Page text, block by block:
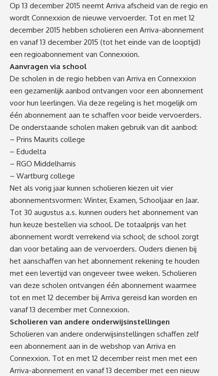
Op 13 december 2015 neemt Arriva afscheid van de regio en
wordt Connexxion de nieuwe vervoerder. Tot en met 12
december 2015 hebben scholieren een Arriva-abonnement
en vanaf 13 december 2015 (tot het einde van de looptijd)
een regioabonnement van Connexxion.
Aanvragen via school
De scholen in de regio hebben van Arriva en Connexxion
een gezamenlijk aanbod ontvangen voor een abonnement
voor hun leerlingen. Via deze regeling is het mogelijk om
één abonnement aan te schaffen voor beide vervoerders.
De onderstaande scholen maken gebruik van dit aanbod:
– Prins Maurits college
– Edudelta
– RGO Middelharnis
– Wartburg college
Net als vorig jaar kunnen scholieren kiezen uit vier
abonnementsvormen: Winter, Examen, Schooljaar en Jaar.
Tot 30 augustus a.s. kunnen ouders het abonnement van
hun keuze bestellen via school. De totaalprijs van het
abonnement wordt verrekend via school; de school zorgt
dan voor betaling aan de vervoerders. Ouders dienen bij
het aanschaffen van het abonnement rekening te houden
met een levertijd van ongeveer twee weken. Scholieren
van deze scholen ontvangen één abonnement waarmee
tot en met 12 december bij Arriva gereisd kan worden en
vanaf 13 december met Connexxion.
Scholieren van andere onderwijsinstellingen
Scholieren van andere onderwijsinstellingen schaffen zelf
een abonnement aan in de webshop van Arriva en
Connexxion. Tot en met 12 december reist men met een
Arriva-abonnement en vanaf 13 december met een nieuw